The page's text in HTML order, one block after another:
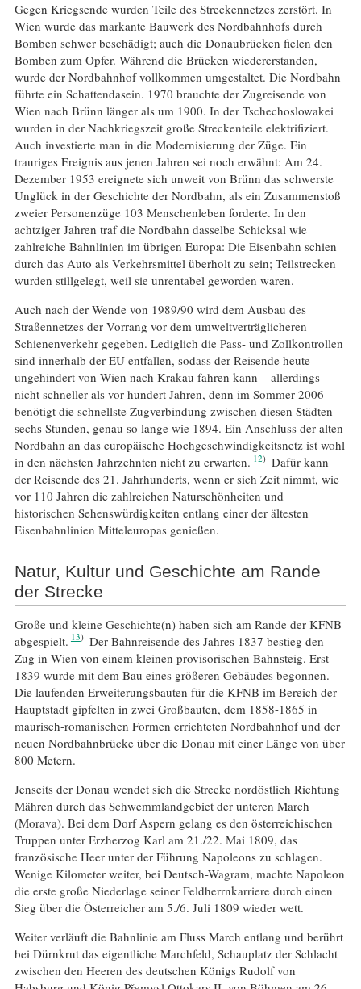
Gegen Kriegsende wurden Teile des Streckennetzes zerstört. In
Wien wurde das markante Bauwerk des Nordbahnhofs durch
Bomben schwer beschädigt; auch die Donaubrücken fielen den
Bomben zum Opfer. Während die Brücken wiedererstanden,
wurde der Nordbahnhof vollkommen umgestaltet. Die Nordbahn
führte ein Schattendasein. 1970 brauchte der Zugreisende von
Wien nach Brünn länger als um 1900. In der Tschechoslowakei
wurden in der Nachkriegszeit große Streckenteile elektrifiziert.
Auch investierte man in die Modernisierung der Züge. Ein
trauriges Ereignis aus jenen Jahren sei noch erwähnt: Am 24.
Dezember 1953 ereignete sich unweit von Brünn das schwerste
Unglück in der Geschichte der Nordbahn, als ein Zusammenstoß
zweier Personenzüge 103 Menschenleben forderte. In den
achtziger Jahren traf die Nordbahn dasselbe Schicksal wie
zahlreiche Bahnlinien im übrigen Europa: Die Eisenbahn schien
durch das Auto als Verkehrsmittel überholt zu sein; Teilstrecken
wurden stillgelegt, weil sie unrentabel geworden waren.
Auch nach der Wende von 1989/90 wird dem Ausbau des
Straßennetzes der Vorrang vor dem umweltverträglicheren
Schienenverkehr gegeben. Lediglich die Pass- und Zollkontrollen
sind innerhalb der EU entfallen, sodass der Reisende heute
ungehindert von Wien nach Krakau fahren kann – allerdings
nicht schneller als vor hundert Jahren, denn im Sommer 2006
benötigt die schnellste Zugverbindung zwischen diesen Städten
sechs Stunden, genau so lange wie 1894. Ein Anschluss der alten
Nordbahn an das europäische Hochgeschwindigkeitsnetz ist wohl
in den nächsten Jahrzehnten nicht zu erwarten. 12
Dafür kann
der Reisende des 21. Jahrhunderts, wenn er sich Zeit nimmt, wie
vor 110 Jahren die zahlreichen Naturschönheiten und
historischen Sehenswürdigkeiten entlang einer der ältesten
Eisenbahnlinien Mitteleuropas genießen.
Natur, Kultur und Geschichte am Rande
der Strecke
Große und kleine Geschichte(n) haben sich am Rande der KFNB
abgespielt. 13
Der Bahnreisende des Jahres 1837 bestieg den
Zug in Wien von einem kleinen provisorischen Bahnsteig. Erst
1839 wurde mit dem Bau eines größeren Gebäudes begonnen.
Die laufenden Erweiterungsbauten für die KFNB im Bereich der
Hauptstadt gipfelten in zwei Großbauten, dem 1858-1865 in
maurisch-romanischen Formen errichteten Nordbahnhof und der
neuen Nordbahnbrücke über die Donau mit einer Länge von über
800 Metern.
Jenseits der Donau wendet sich die Strecke nordöstlich Richtung
Mähren durch das Schwemmlandgebiet der unteren March
(Morava). Bei dem Dorf Aspern gelang es den österreichischen
Truppen unter Erzherzog Karl am 21./22. Mai 1809, das
französische Heer unter der Führung Napoleons zu schlagen.
Wenige Kilometer weiter, bei Deutsch-Wagram, machte Napoleon
die erste große Niederlage seiner Feldherrnkarriere durch einen
Sieg über die Österreicher am 5./6. Juli 1809 wieder wett.
Weiter verläuft die Bahnlinie am Fluss March entlang und berührt
bei Dürnkrut das eigentliche Marchfeld, Schauplatz der Schlacht
zwischen den Heeren des deutschen Königs Rudolf von